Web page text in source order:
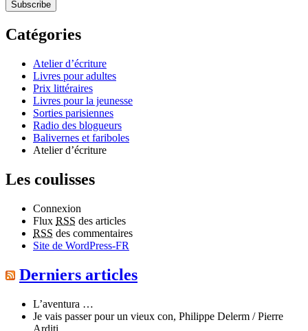
Catégories
Atelier d’écriture
Livres pour adultes
Prix littéraires
Livres pour la jeunesse
Sorties parisiennes
Radio des blogueurs
Balivernes et fariboles
Atelier d’écriture
Les coulisses
Connexion
Flux RSS des articles
RSS des commentaires
Site de WordPress-FR
Derniers articles
L’aventura …
Je vais passer pour un vieux con, Philippe Delerm / Pierre
Arditi